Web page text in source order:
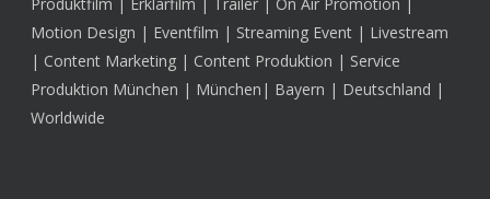
Motion Design | Eventfilm | Streaming Event | Livestream
| Content Marketing | Content Produktion | Service
Produktion München | München| Bayern | Deutschland |
Worldwide